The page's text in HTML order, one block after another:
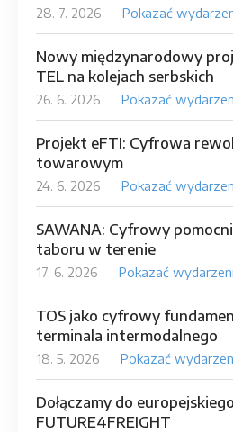
28. 7. 2026 Pokazać
Nowy międzynarodowy
TEL na kolejach serbskich
26. 6. 2026 Pokazać
Projekt eFTI: Cyfrowa
towarowym
24. 6. 2026 Pokazać
SAWANA: Cyfrowy
taboru w terenie
17. 6. 2026 Pokazać
TOS jako cyfrowy
terminala intermodalnego
18. 5. 2026 Pokazać
Dołączamy do
FUTURE4FREIGHT